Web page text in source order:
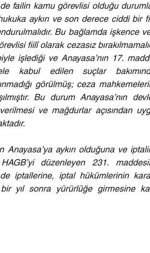
failin kamu görevlisi olduğu
aykırı ve son derece ciddi bir
Bu bağlamda işkence
fiilî olarak cezasız
işlediği ve Anayasa’nın 17.
kabul edilen suçlar
görülmüş; ceza
Bu durum Anayasa’nın
ve mağdurlar açısından
aykırı olduğuna ve
düzenleyen 231.
iptallerine, iptal hükümlerinin
bir yıl sonra yürürlüğe girmesine